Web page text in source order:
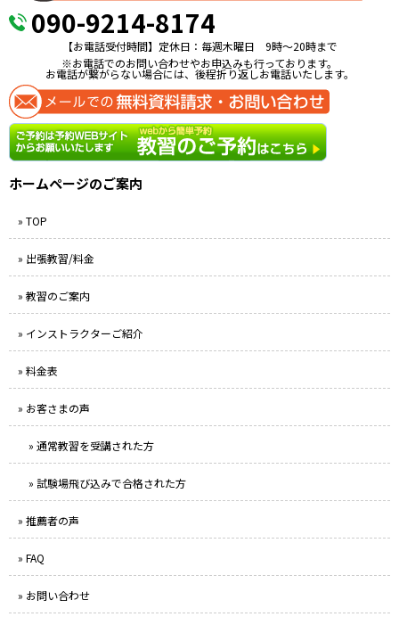
090-9214-8174
【お電話受付時間】定休日：毎週木曜日 9時〜20時まで
※お電話でのお問い合わせやお申込みも行っております。
お電話が繋がらない場合には、後程折り返しお電話いたします。
ホームページのご案内
» TOP
» 出張教習/料金
» 教習のご案内
» インストラクターご紹介
» 料金表
» お客さまの声
» 通常教習を受講された方
» 試験場飛び込みで合格された方
» 推薦者の声
» FAQ
» お問い合わせ